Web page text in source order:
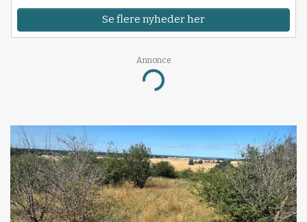
Se flere nyheder her
Annonce
Loading...